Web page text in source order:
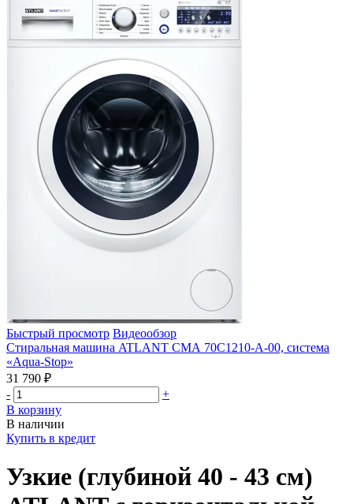
Быстрый просмотр Видеообзор
Стиральная машина ATLANT СМА 70С1210-А-00, система
«Aqua-Stop»
31 790 ₽
-
+
В корзину
В наличии
Купить в кредит
Узкие (глубиной 40 - 43 см)